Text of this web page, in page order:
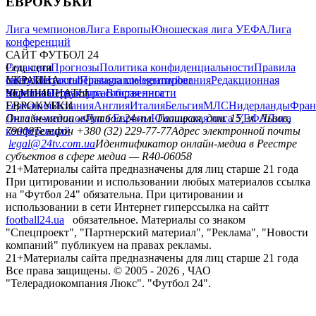
Лига чемпионовЛига ЕвропыЮношеская лига УЕФАЛига
конференций
САЙТ ФУТБОЛ 24
РедакцияПрогнозыПолитика конфиденциальностиПравила
сайтуКонтактыПравила комментированияРедакционная
политикаСтруктура собственности
Соц. сети
facebookxyoutubeinstagramtelegramviber
УКРАИНА
УкраинаПервая лигаВторая лига
ЧЕМПИОНАТЫ
ГерманияИспанияАнглияИталияБельгияМЛСНидерланды
ЕВРОКУБКИ
Лига чемпионовЛига ЕвропыЮношеская лига УЕФАЛига
конференций
Онлайн-медиа «Футбол 24»пл. Галицкая, дом. 15, м. Львов,
79008Телефон +380 (32) 229-77-77Адрес электронной почты
legal@24tv.com.uaИдентификатор онлайн-медиа в Реестре
субъектов в сфере медиа — R40-06058
21+Материалы сайта предназначены для лиц старше 21 года
При цитировании и использовании любых материалов ссылка
на "Футбол 24" обязательна. При цитировании и
использовании в сети Интернет гиперссылка на сайтт
football24.ua
обязательное. Материалы со знаком
"Спецпроект", "Партнерский материал", "Реклама", "Новости
компаний" публикуем на правах рекламы.
21+Материалы сайта предназначены для лиц старше 21 года
Все права защищены. © 2005 - 2026 , ЧАО
"Телерадиокомпания Люкс". "Футбол 24".